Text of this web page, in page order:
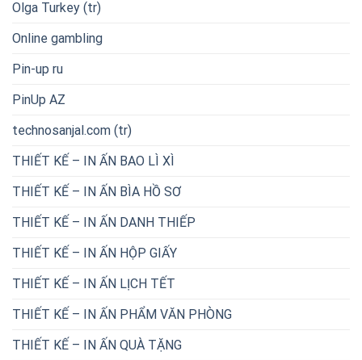
Olga Turkey (tr)
Online gambling
Pin-up ru
PinUp AZ
technosanjal.com (tr)
THIẾT KẾ – IN ẤN BAO LÌ XÌ
THIẾT KẾ – IN ẤN BÌA HỒ SƠ
THIẾT KẾ – IN ẤN DANH THIẾP
THIẾT KẾ – IN ẤN HỘP GIẤY
THIẾT KẾ – IN ẤN LỊCH TẾT
THIẾT KẾ – IN ẤN PHẨM VĂN PHÒNG
THIẾT KẾ – IN ẤN QUÀ TẶNG